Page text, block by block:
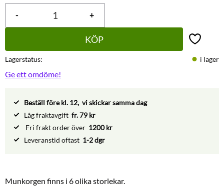
+
-
KÖP Lägg till
Lagerstatus i lager
Ge ett omdöme!
Beställ före kl. 12, vi skickar samma dag
Låg fraktavgift fr. 79 kr
Fri frakt order över 1200 kr
Leveranstid oftast 1-2 dgr
Munkorgen finns i 6 olika storlekar.